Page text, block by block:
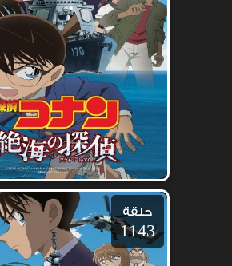
حلقة
1143